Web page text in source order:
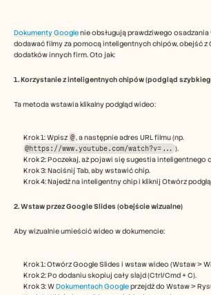
Dokumenty Google nie obsługują prawdziwego osadzania
dodawać filmy za pomocą inteligentnych chipów, obejść z
dodatków innych firm. Oto jak:
1. Korzystanie z inteligentnych chipów (podgląd
Ta metoda wstawia klikalny podgląd wideo:
Krok 1: Wpisz @
@https://www.youtube.com/watch?v=... ).
Krok 2: Poczekaj, aż pojawi się sugestia inteligentnego
Krok 3: Naciśnij Tab, aby wstawić chip.
Krok 4: Najedź na inteligentny chip i kliknij Otwórz
2. Wstaw przez Google Slides (obejście wizualne)
Aby wizualnie umieścić wideo w dokumencie:
Krok 1: Otwórz Google Slides i wstaw wideo (Wstaw >
Krok 2: Po dodaniu skopiuj cały slajd (Ctrl/Cmd + C).
Krok 3: W Dokumentach Google przejdź do Wstaw >
Customer Stories
Help Center
Pre-sales
Product Marketing
Training